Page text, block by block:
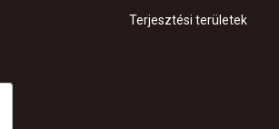
Terjesztési területek